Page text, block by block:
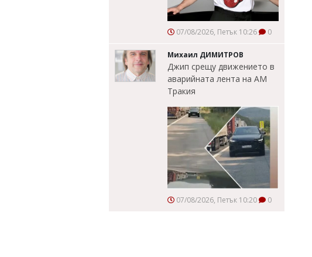
07/08/2026, Петък 10:26 0
Михаил ДИМИТРОВ
Джип срещу движението в
аварийната лента на АМ
Тракия
07/08/2026, Петък 10:20 0